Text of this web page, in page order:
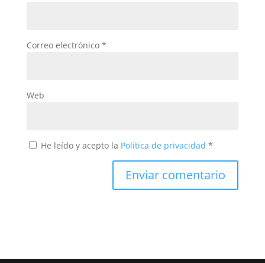
Correo electrónico *
Web
He leído y acepto la Política de privacidad *